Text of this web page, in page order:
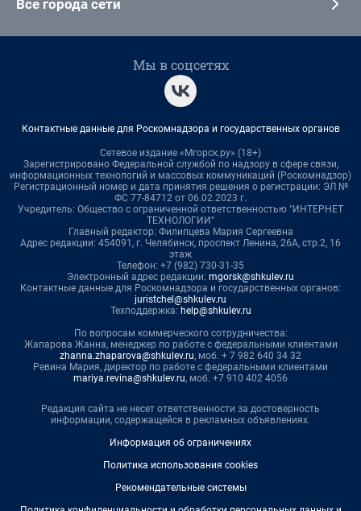
Все города сети
Мы в соцсетях
Контактные данные для Роскомнадзора и государственных органов
Сетевое издание «Мгорск.ру» (18+)
Зарегистрировано Федеральной службой по надзору в сфере связи,
информационных технологий и массовых коммуникаций (Роскомнадзор)
Регистрационный номер и дата принятия решения о регистрации: ЭЛ №
ФС 77-84712 от 06.02.2023 г.
Учредитель: Общество с ограниченной ответственностью "ИНТЕРНЕТ
ТЕХНОЛОГИИ"
Главный редактор: Филипцева Мария Сергеевна
Адрес редакции: 454091, г. Челябинск, проспект Ленина, 26А, стр.2, 16
этаж
Телефон: +7 (982) 730-31-35
Электронный адрес редакции: mgorsk@shkulev.ru
Контактные данные для Роскомнадзора и государственных органов:
juristchel@shkulev.ru
Техподдержка: help@shkulev.ru
По вопросам коммерческого сотрудничества:
Жапарова Жанна, менеджер по работе с федеральными клиентами
zhanna.zhaparova@shkulev.ru, моб. + 7 982 640 34 32
Ревина Мария, директор по работе с федеральными клиентами
mariya.revina@shkulev.ru, моб. +7 910 402 4056
Редакция сайта не несет ответственности за достоверность
информации, содержащейся в рекламных объявлениях.
Информация об ограничениях
Политика использования cookies
Рекомендательные системы